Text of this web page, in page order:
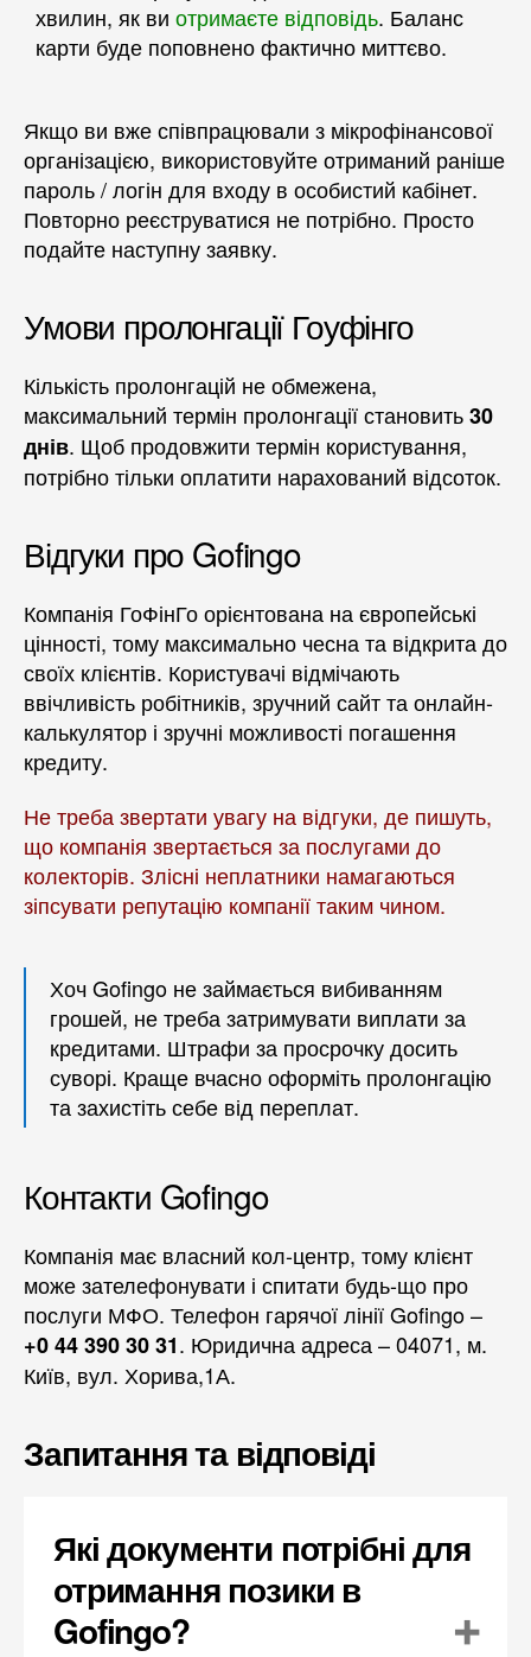
хвилин, як ви отримаєте відповідь. Баланс
карти буде поповнено фактично миттєво.
Якщо ви вже співпрацювали з мікрофінансової
організацією, використовуйте отриманий раніше
пароль / логін для входу в особистий кабінет.
Повторно реєструватися не потрібно. Просто
подайте наступну заявку.
Умови пролонгації Гоуфінго
Кількість пролонгацій не обмежена,
максимальний термін пролонгації становить30
днів. Щоб продовжити термін користування,
потрібно тільки оплатити нарахований відсоток.
Відгуки про Gofingo
Компанія ГоФінГо орієнтована на європейські
цінності, тому максимально чесна та відкрита до
своїх клієнтів. Користувачі відмічають
ввічливість робітників, зручний сайт та онлайн-
калькулятор і зручні можливості погашення
кредиту.
Не треба звертати увагу на відгуки, де пишуть,
що компанія звертається за послугами до
колекторів. Злісні неплатники намагаються
зіпсувати репутацію компанії таким чином.
Хоч Gofingo не займається вибиванням
грошей, не треба затримувати виплати за
кредитами. Штрафи за просрочку досить
суворі. Краще вчасно оформіть пролонгацію
та захистіть себе від переплат.
Контакти Gofingo
Компанія має власний кол-центр, тому клієнт
може зателефонувати і спитати будь-що про
послуги МФО. Телефон гарячої лінії Gofingo –
+0 44 390 30 31. Юридична адреса – 04071, м.
Київ, вул. Хорива,1А.
Запитання та відповіді
Які документи потрібні для
отримання позики в
Gofingo?